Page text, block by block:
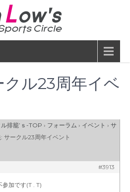
クル23周年イベ
排籠’ｓ-TOP › フォーラム › イベント › サ
サークル23周年イベント
#3913
加です(T . T)